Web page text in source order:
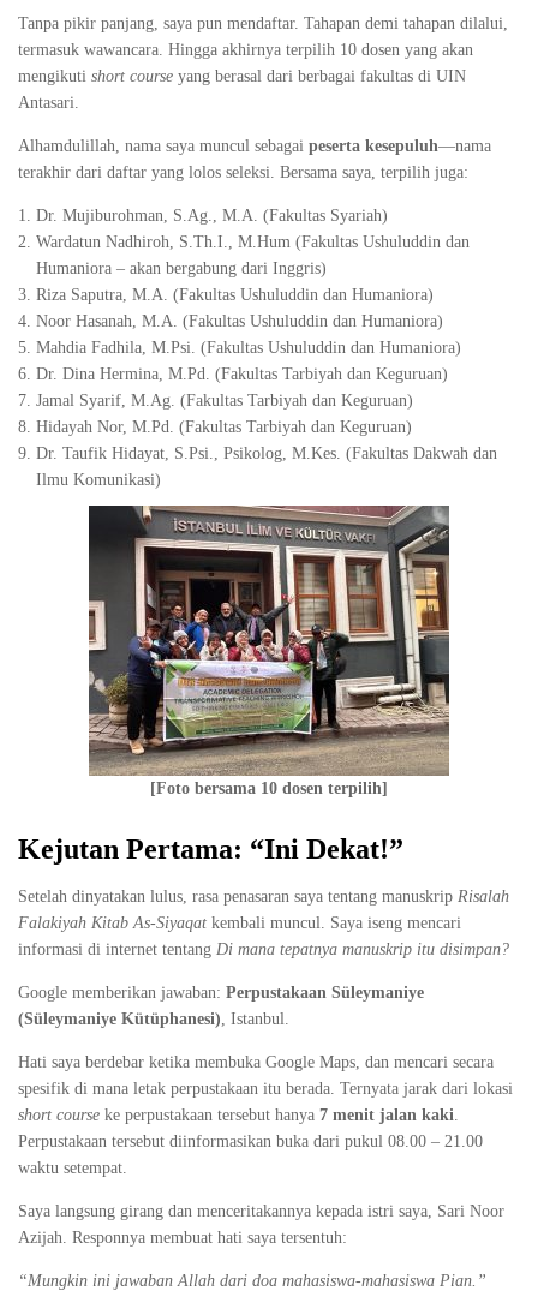
Tanpa pikir panjang, saya pun mendaftar. Tahapan demi tahapan dilalui,
termasuk wawancara. Hingga akhirnya terpilih 10 dosen yang akan
mengikuti short course yang berasal dari berbagai fakultas di UIN
Antasari.
Alhamdulillah, nama saya muncul sebagai peserta kesepuluh—nama
terakhir dari daftar yang lolos seleksi. Bersama saya, terpilih juga:
Dr. Mujiburohman, S.Ag., M.A. (Fakultas Syariah)
Wardatun Nadhiroh, S.Th.I., M.Hum (Fakultas Ushuluddin dan
Humaniora – akan bergabung dari Inggris)
Riza Saputra, M.A. (Fakultas Ushuluddin dan Humaniora)
Noor Hasanah, M.A. (Fakultas Ushuluddin dan Humaniora)
Mahdia Fadhila, M.Psi. (Fakultas Ushuluddin dan Humaniora)
Dr. Dina Hermina, M.Pd. (Fakultas Tarbiyah dan Keguruan)
Jamal Syarif, M.Ag. (Fakultas Tarbiyah dan Keguruan)
Hidayah Nor, M.Pd. (Fakultas Tarbiyah dan Keguruan)
Dr. Taufik Hidayat, S.Psi., Psikolog, M.Kes. (Fakultas Dakwah dan
Ilmu Komunikasi)
[Foto bersama 10 dosen terpilih]
Kejutan Pertama: “Ini Dekat!”
Setelah dinyatakan lulus, rasa penasaran saya tentang manuskrip Risalah
Falakiyah Kitab As-Siyaqat kembali muncul. Saya iseng mencari
informasi di internet tentang Di mana tepatnya manuskrip itu disimpan?
Google memberikan jawaban: Perpustakaan Süleymaniye
(Süleymaniye Kütüphanesi), Istanbul.
Hati saya berdebar ketika membuka Google Maps, dan mencari secara
spesifik di mana letak perpustakaan itu berada. Ternyata jarak dari lokasi
short course ke perpustakaan tersebut hanya 7 menit jalan kaki.
Perpustakaan tersebut diinformasikan buka dari pukul 08.00 – 21.00
waktu setempat.
Saya langsung girang dan menceritakannya kepada istri saya, Sari Noor
Azijah. Responnya membuat hati saya tersentuh:
“Mungkin ini jawaban Allah dari doa mahasiswa-mahasiswa Pian.”